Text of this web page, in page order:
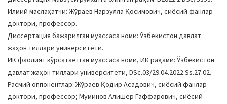
Илмий маслаҳатчи: Жўраев Нарзулла Қосимович, сиёсий фанлар
доктори, профессор.
Диссертация бажарилган муассаса номи: Ўзбекистон давлат
жаҳон тиллари университети.
ИК фаолият кўрсатаётган муассаса номи, ИК рақами: Ўзбекистон
давлат жаҳон тиллари университети, DSc.03/29.04.2022.Ss.27.02.
Расмий оппонентлар: Жўраев Қодир Асадович, сиёсий фанлар
доктори, профессор; Муминов Алишер Гаффарович, сиёсий